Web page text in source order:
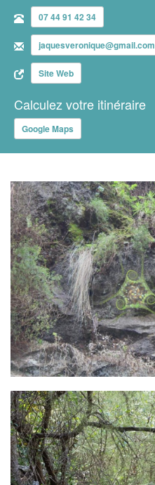
07 44 91 42 34
jaquesveronique@gmail.com
Site Web
Calculez votre itinéraire
Google Maps